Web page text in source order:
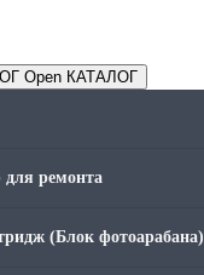
Open КАТАЛОГ
для ремонта
(Блок фотоарабана)